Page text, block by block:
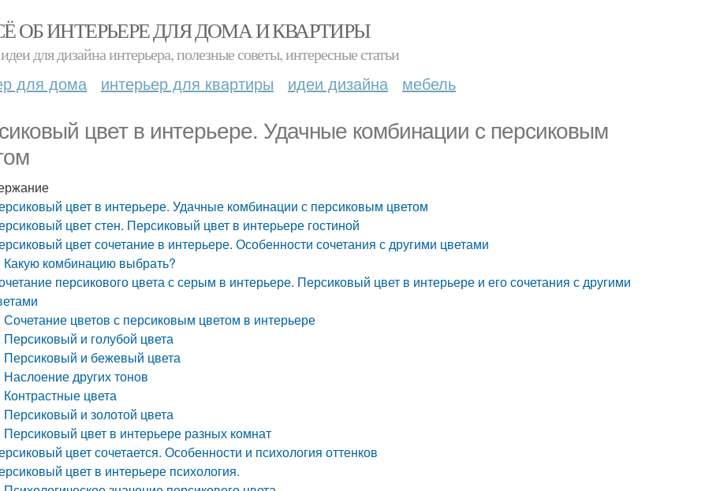
ОБ ИНТЕРЬЕРЕ ДЛЯ ДОМА И КВАРТИРЫ
для дизайна интерьера, полезные советы, интересные статьи
для дома интерьер для квартиры идеи дизайна мебель
цвет в интерьере. Удачные комбинации с персиковым
цвет в интерьере. Удачные комбинации с персиковым цветом
цвет стен. Персиковый цвет в интерьере гостиной
цвет сочетание в интерьере. Особенности сочетания с другими цветами
Какую комбинацию выбрать?
персикового цвета с серым в интерьере. Персиковый цвет в интерьере и его сочетания с другими
Сочетание цветов с персиковым цветом в интерьере
Персиковый и голубой цвета
Персиковый и бежевый цвета
Наслоение других тонов
Контрастные цвета
Персиковый и золотой цвета
Персиковый цвет в интерьере разных комнат
цвет сочетается. Особенности и психология оттенков
цвет в интерьере психология.